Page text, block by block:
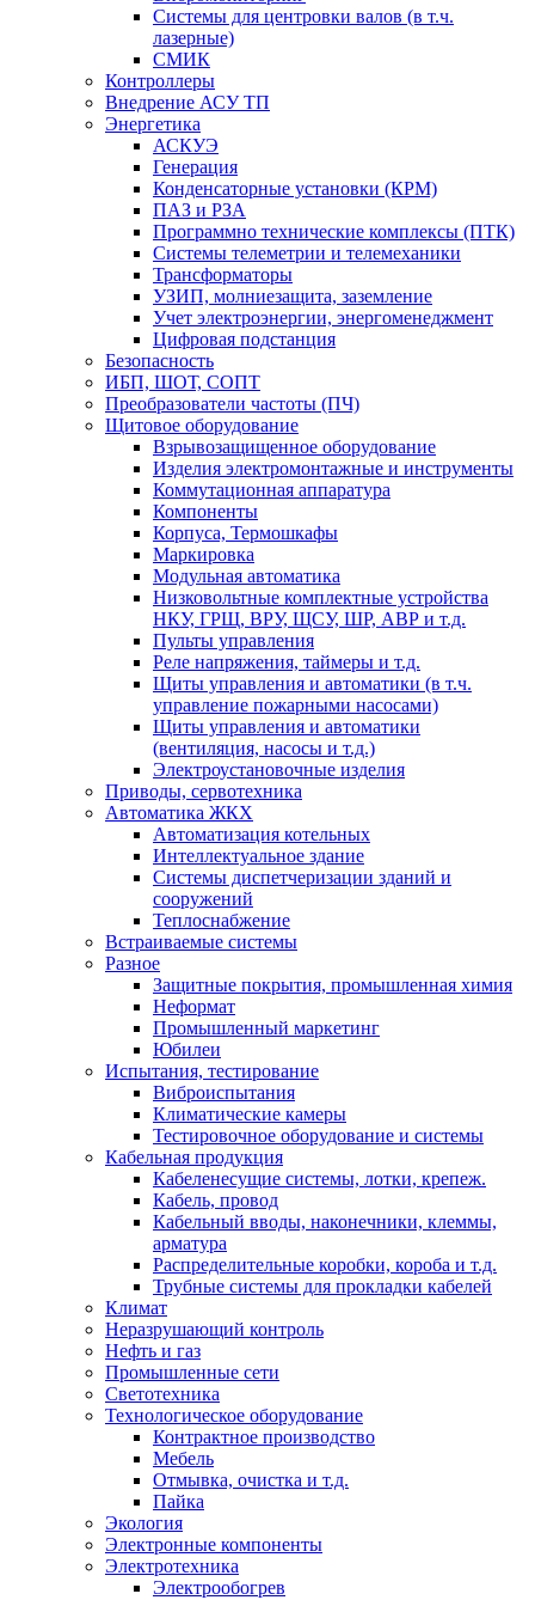
Системы для центровки валов (в т.ч.
лазерные)
СМИК
Контроллеры
Внедрение АСУ ТП
Энергетика
АСКУЭ
Генерация
Конденсаторные установки (КРМ)
ПАЗ и РЗА
Программно технические комплексы (ПТК)
Системы телеметрии и телемеханики
Трансформаторы
УЗИП, молниезащита, заземление
Учет электроэнергии, энергоменеджмент
Цифровая подстанция
Безопасность
ИБП, ШОТ, СОПТ
Преобразователи частоты (ПЧ)
Щитовое оборудование
Взрывозащищенное оборудование
Изделия электромонтажные и инструменты
Коммутационная аппаратура
Компоненты
Корпуса, Термошкафы
Маркировка
Модульная автоматика
Низковольтные комплектные устройства
НКУ, ГРЩ, ВРУ, ЩСУ, ШР, АВР и т.д.
Пульты управления
Реле напряжения, таймеры и т.д.
Щиты управления и автоматики (в т.ч.
управление пожарными насосами)
Щиты управления и автоматики
(вентиляция, насосы и т.д.)
Электроустановочные изделия
Приводы, сервотехника
Автоматика ЖКХ
Автоматизация котельных
Интеллектуальное здание
Системы диспетчеризации зданий и
сооружений
Теплоснабжение
Встраиваемые системы
Разное
Защитные покрытия, промышленная химия
Неформат
Промышленный маркетинг
Юбилеи
Испытания, тестирование
Виброиспытания
Климатические камеры
Тестировочное оборудование и системы
Кабельная продукция
Кабеленесущие системы, лотки, крепеж.
Кабель, провод
Кабельный вводы, наконечники, клеммы,
арматура
Распределительные коробки, короба и т.д.
Трубные системы для прокладки кабелей
Климат
Неразрушающий контроль
Нефть и газ
Промышленные сети
Светотехника
Технологическое оборудование
Контрактное производство
Мебель
Отмывка, очистка и т.д.
Пайка
Экология
Электронные компоненты
Электротехника
Электрообогрев